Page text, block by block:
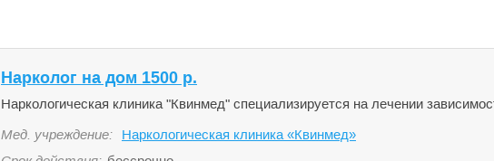
Нарколог на дом 1500 р.
Наркологическая клиника "Квинмед" специализируется на лечении
Мед. учреждение:
Наркологическая клиника «Квинмед»